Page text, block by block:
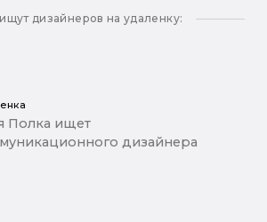
дизайнеров на удаленку:
Полка ищет
дизайнера